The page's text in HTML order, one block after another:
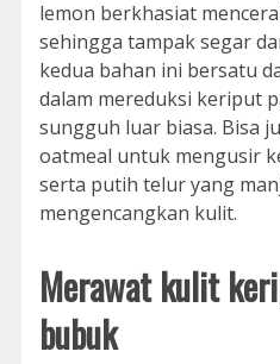
lemon berkhasiat
sehingga tampak segar
kedua bahan ini bersatu
dalam mereduksi keriput
sungguh luar biasa. Bisa
oatmeal untuk mengusir
serta putih telur yang
mengencangkan kulit.
Merawat kulit
bubuk